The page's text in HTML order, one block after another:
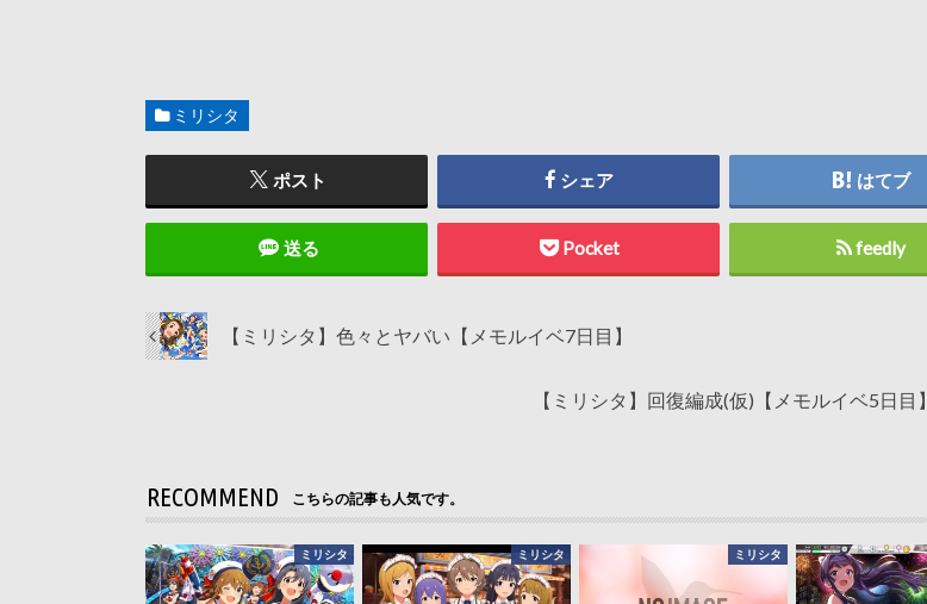
ミリシタ
ポスト シェア はてブ
送る Pocket feedly
【ミリシタ】色々とヤバい【メモルイベ7日目】
【ミリシタ】回復編成(仮)【メモルイベ5日目】
RECOMMEND こちらの記事も人気です。
ミリシタ ミリシタ ミリシタ